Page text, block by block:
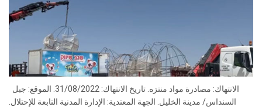
السنداس/ مدينة الخليل. الجهة المعتدية: الإدارة المدنية التابعة للإحتلال.